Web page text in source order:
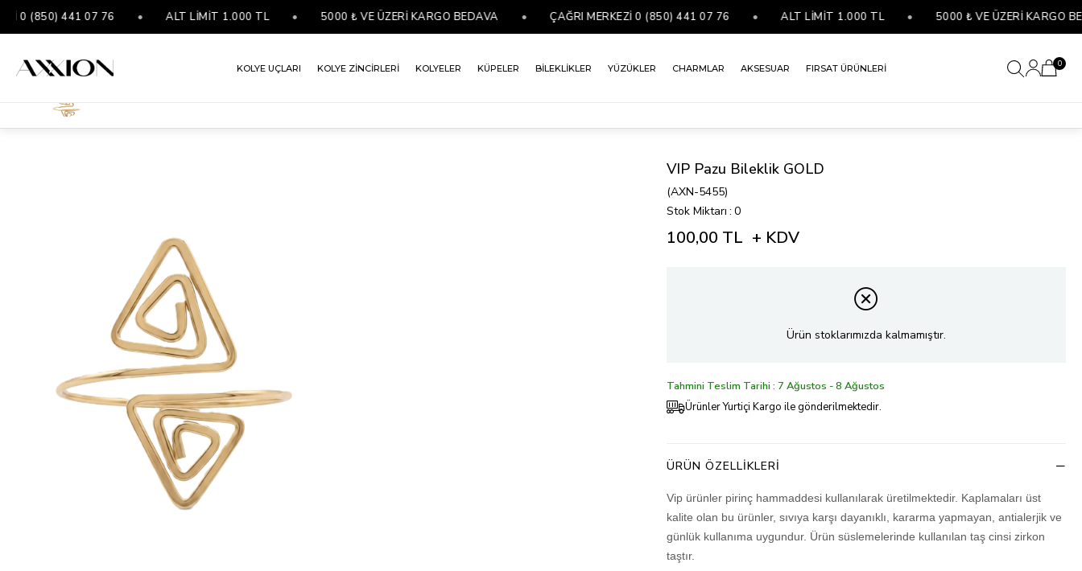
(850) 441 07 76 • ALT LİMİT 1.000 TL • 5000 ₺ VE ÜZERİ KARGO BEDAVA • ÇAĞRI MERKEZİ 0 (850) 441 07 76 • ALT LİMİT 1.000 TL • 5000 ₺ VE ÜZERİ KARGO
KOLYE UÇLARI KOLYE ZİNCİRLERİ KOLYELER KÜPELER BİLEKLİKLER YÜZÜKLER CHARMLAR AKSESUAR FIRSAT ÜRÜNLERİ 0
VIP Pazu Bileklik GOLD
(AXN-5455)
Stok Miktarı : 0
100,00 TL + KDV
Ürün stoklarımızda kalmamıştır.
Tahmini Teslim Tarihi : 7 Ağustos - 8 Ağustos
Ürünler Yurtiçi Kargo ile gönderilmektedir.
ÜRÜN ÖZELLIKLERI
Vip ürünler pirinç hammaddesi kullanılarak üretilmektedir. Kaplamaları üst
kalite olan bu ürünler, sıvıya karşı dayanıklı, kararma yapmayan, antialerjik ve
günlük kullanıma uygundur. Ürün süslemelerinde kullanılan taş cinsi zirkon
taştır.